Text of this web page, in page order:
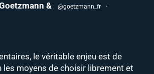
& @goetzmann_fr
·
le véritable enjeu est de
les moyens de choisir librement et